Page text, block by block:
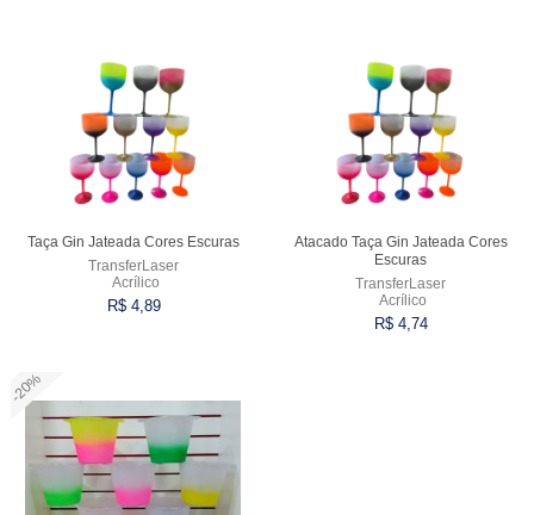
Taça Gin Jateada Cores Escuras
TransferLaser
Acrílico
R$ 4,89
Atacado Taça Gin Jateada Cores
Escuras
TransferLaser
Acrílico
R$ 4,74
-20%